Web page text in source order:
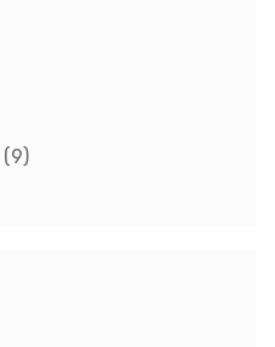
(9)